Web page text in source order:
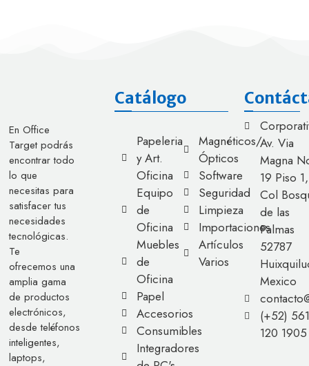
En Office
Target podrás
encontrar todo
lo que
necesitas para
satisfacer tus
necesidades
tecnológicas.
Te
ofrecemos una
amplia gama
de productos
electrónicos,
desde teléfonos
inteligentes,
laptops,
Catálogo
Papeleria
y Art.
Oficina
Equipo
de
Oficina
Muebles
de
Oficina
Papel
Accesorios
Consumibles
Integradores
Magnéticos/
Ópticos
Software
Seguridad
Limpieza
Importaciones
Artículos
Varios
Av. Via
Magna
19 Piso 1,
Col
de las
Palmas
52787
Mexico
(+52) 561
120 1905